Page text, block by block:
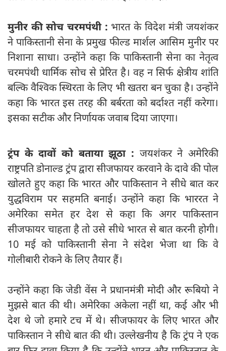
मुनीर की सोच चरमपंथी : भारत के विदेश मंत्री जयशंकर
ने पाकिस्तानी सेना के प्रमुख फील्ड मार्शल आसिम मुनीर पर
निशाना साधा। उन्होंने कहा कि पाकिस्तानी सेना का नेतृत्व
चरमपंथी धार्मिक सोच से प्रेरित है। वह न सिर्फ क्षेत्रीय शांति
बल्कि वैश्विक स्थिरता के लिए भी खतरा बन चुका है। उन्होंने
कहा कि भारत इस तरह की बर्बरता को बर्दाश्त नहीं करेगा।
इसका सटीक और निर्णायक जवाब दिया जाएगा।
ट्रंप के दावों को बताया झूठा : जयशंकर ने अमेरिकी
राष्ट्रपति डोनाल्ड ट्रंप द्वारा सीजफायर करवाने के दावे की पोल
खोलते हुए कहा कि भारत और पाकिस्तान ने सीधे बात कर
युद्धविराम पर सहमति बनाई। उन्होंने कहा‍ कि भाररत ने
अमेरिका समेत हर देश से कहा कि अगर पाकिस्तान
सीजफायर चाहता है तो उसे सीधे भारत से बात करनी होगी।
10 मई को पाकिस्तानी सेना ने संदेश भेजा था कि वे
गोलीबारी रोकने के लिए तैयार हैं।
उन्होंने कहा कि जेडी वेंस ने प्रधानमंत्री मोदी और रूबियो ने
मुझसे बात की थी। अमेरिका अकेला नहीं था, कई और भी
देश थे जो हमारे टच में थे। सीजफायर के लिए भारत और
पाकिस्तान ने सीधे बात की थी। उल्लेखनीय है कि ट्रंप ने एक